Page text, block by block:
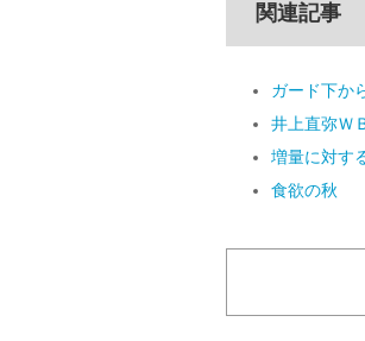
関連記事
ガード下か
井上直弥Ｗ
増量に対す
食欲の秋